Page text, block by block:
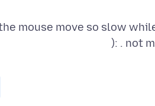
mouse move so slow
not